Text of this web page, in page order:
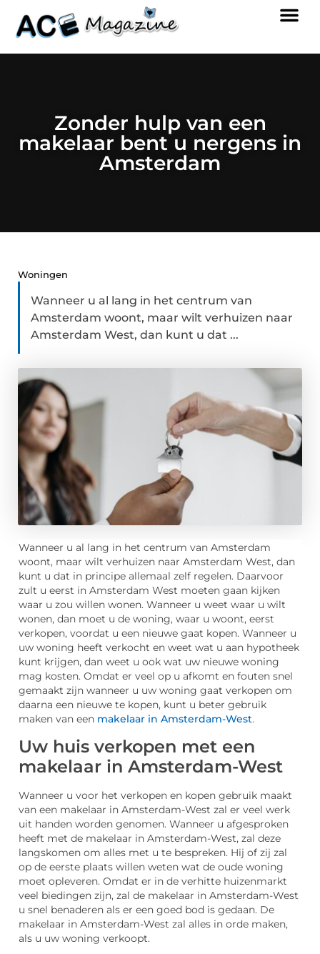
Zonder hulp van een
makelaar bent u nergens in
Amsterdam
Woningen
Wanneer u al lang in het centrum van
Amsterdam woont, maar wilt verhuizen naar
Amsterdam West, dan kunt u dat ...
Wanneer u al lang in het centrum van Amsterdam
woont, maar wilt verhuizen naar Amsterdam West, dan
kunt u dat in principe allemaal zelf regelen. Daarvoor
zult u eerst in Amsterdam West moeten gaan kijken
waar u zou willen wonen. Wanneer u weet waar u wilt
wonen, dan moet u de woning, waar u woont, eerst
verkopen, voordat u een nieuwe gaat kopen. Wanneer u
uw woning heeft verkocht en weet wat u aan hypotheek
kunt krijgen, dan weet u ook wat uw nieuwe woning
mag kosten. Omdat er veel op u afkomt en fouten snel
gemaakt zijn wanneer u uw woning gaat verkopen om
daarna een nieuwe te kopen, kunt u beter gebruik
maken van een makelaar in Amsterdam-West.
Uw huis verkopen met een
makelaar in Amsterdam-West
Wanneer u voor het verkopen en kopen gebruik maakt
van een makelaar in Amsterdam-West zal er veel werk
uit handen worden genomen. Wanneer u afgesproken
heeft met de makelaar in Amsterdam-West, zal deze
langskomen om alles met u te bespreken. Hij of zij zal
op de eerste plaats willen weten wat de oude woning
moet opleveren. Omdat er in de verhitte huizenmarkt
veel biedingen zijn, zal de makelaar in Amsterdam-West
u snel benaderen als er een goed bod is gedaan. De
makelaar in Amsterdam-West zal alles in orde maken,
als u uw woning verkoopt.